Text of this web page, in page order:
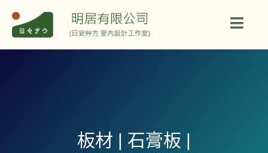
板材 | 石膏板 |